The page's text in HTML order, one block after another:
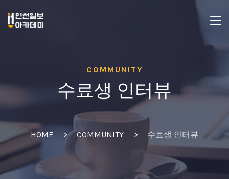
COMMUNITY
수료생 인터뷰
HOME COMMUNITY 수료생 인터뷰